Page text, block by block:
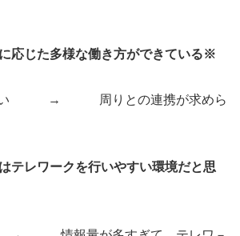
応じた多様な働き方ができている※
ない → 周りとの連携が求めら
テレワークを行いやすい環境だと思